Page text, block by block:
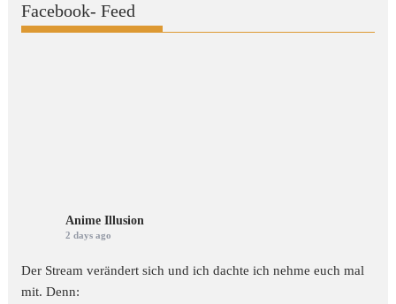
Facebook- Feed
Anime Illusion
2 days ago
Der Stream verändert sich und ich dachte ich nehme euch mal
mit. Denn: